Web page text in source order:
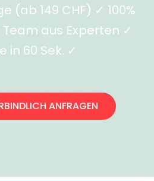
(ab 149 CHF) ✓ 100%
aus Experten ✓
in 60 Sek. ✓
ANFRAGEN